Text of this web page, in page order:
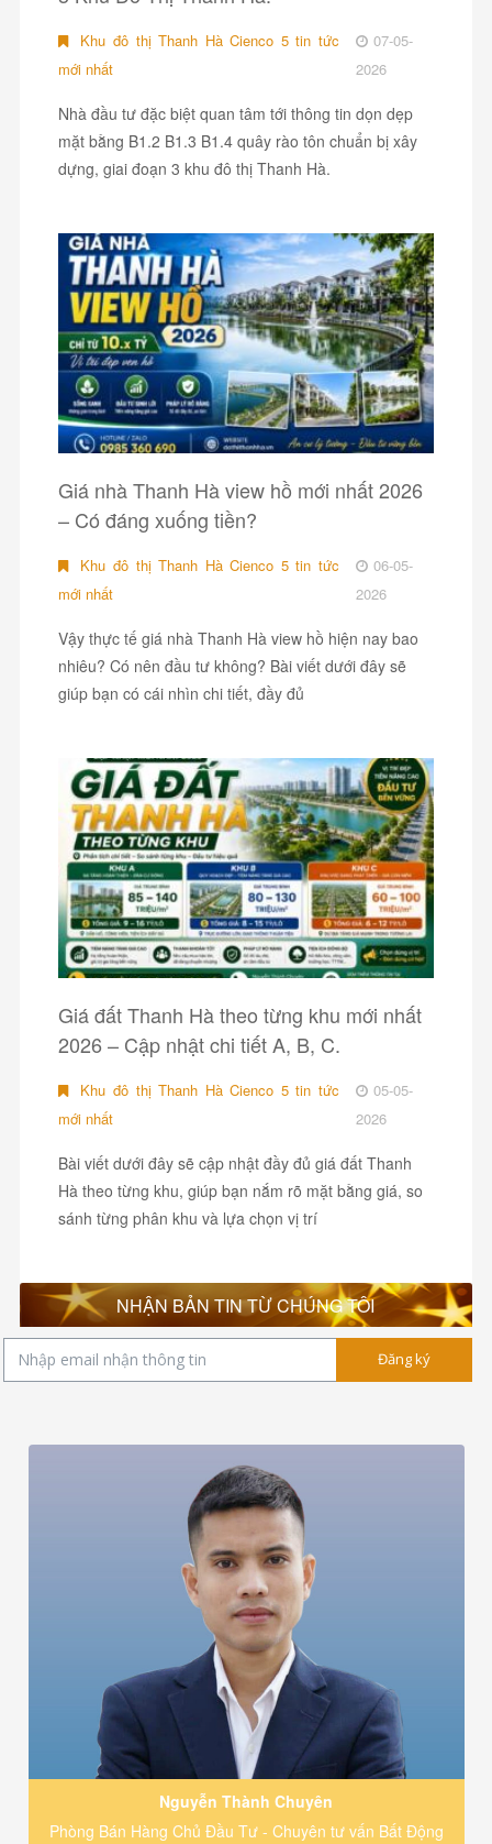
Khu đô thị Thanh Hà Cienco 5 tin tức
mới nhất
07-05-
2026
Nhà đầu tư đặc biệt quan tâm tới thông tin dọn dẹp
mặt bằng B1.2 B1.3 B1.4 quây rào tôn chuẩn bị xây
dựng, giai đoạn 3 khu đô thị Thanh Hà.
Giá nhà Thanh Hà view hồ mới nhất 2026
– Có đáng xuống tiền?
Khu đô thị Thanh Hà Cienco 5 tin tức
mới nhất
06-05-
2026
Vậy thực tế giá nhà Thanh Hà view hồ hiện nay bao
nhiêu? Có nên đầu tư không? Bài viết dưới đây sẽ
giúp bạn có cái nhìn chi tiết, đầy đủ
Giá đất Thanh Hà theo từng khu mới nhất
2026 – Cập nhật chi tiết A, B, C.
Khu đô thị Thanh Hà Cienco 5 tin tức
mới nhất
05-05-
2026
Bài viết dưới đây sẽ cập nhật đầy đủ giá đất Thanh
Hà theo từng khu, giúp bạn nắm rõ mặt bằng giá, so
sánh từng phân khu và lựa chọn vị trí
NHẬN BẢN TIN TỪ CHÚNG TÔI
Đăng ký
Nguyễn Thành Chuyên
Phòng Bán Hàng Chủ Đầu Tư - Chuyên tư vấn Bất Động